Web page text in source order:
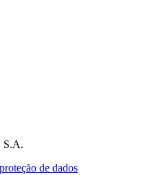
S.A.
de dados